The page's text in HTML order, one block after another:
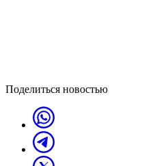
Поделиться новостью